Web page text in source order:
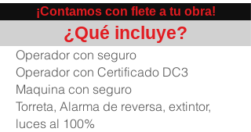
¡Contamos con flete a tu obra!
¿Qué incluye?
Operador con seguro
Operador con Certificado DC3
Maquina con seguro
Torreta, Alarma de reversa, extintor,
luces al 100%